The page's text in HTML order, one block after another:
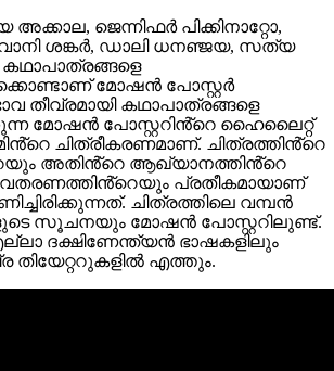
ജെന്നിഫർ പിക്കിനാറ്റോ,
ശങ്കർ, ഡാലി ധനഞ്ജയ, സത്യ
മോഷൻ പോസ്റ്റർ
തീവ്രമായി കഥാപാത്രങ്ങളെ
മോഷൻ പോസ്റ്ററിൻ്റെ ഹൈലൈറ്റ്
ചിത്രീകരണമാണ്. ചിത്രത്തിൻ്റെ
അതിൻ്റെ ആഖ്യാനത്തിൻ്റെ
പ്രതീകമായാണ്
ചിത്രത്തിലെ വമ്പൻ
സൂചനയും മോഷൻ പോസ്റ്ററിലുണ്ട്.
ദക്ഷിണേന്ത്യൻ ഭാഷകളിലും
തിയേറ്ററുകളിൽ എത്തും.